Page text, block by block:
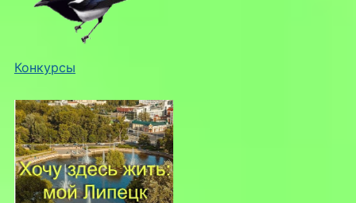
Конкурсы